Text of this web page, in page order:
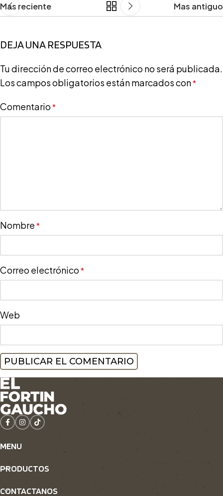
Mas reciente Mas antiguo
DEJA UNA RESPUESTA
Tu dirección de correo electrónico no será publicada.
Los campos obligatorios están marcados con*
Comentario*
Nombre*
Correo electrónico*
Web
MENU
PRODUCTOS
CONTACTANOS